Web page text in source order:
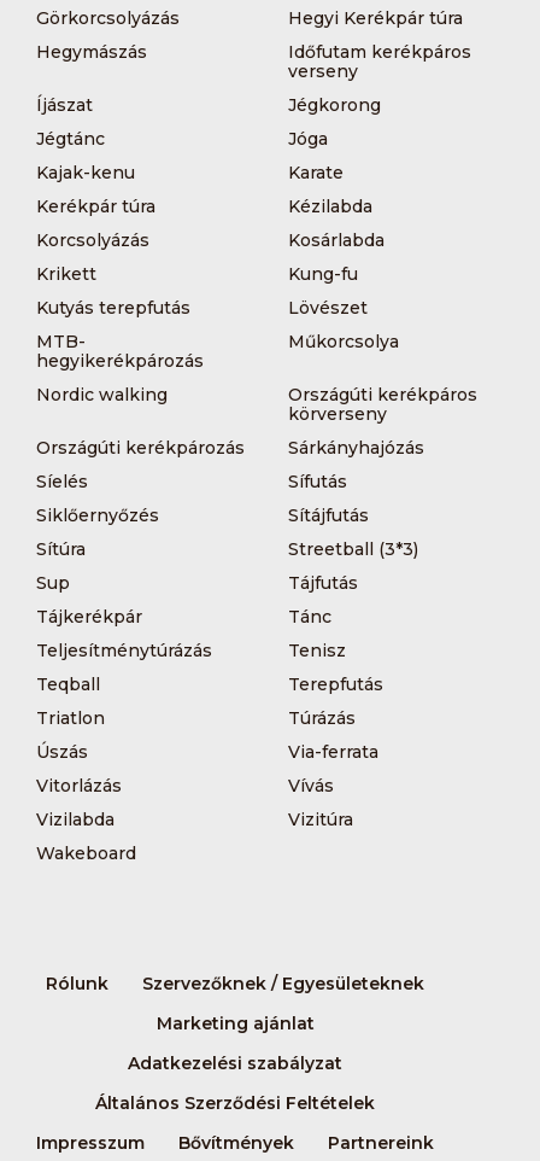
Görkorcsolyázás
Hegyi Kerékpár túra
Hegymászás
Időfutam kerékpáros
verseny
Íjászat
Jégkorong
Jégtánc
Jóga
Kajak-kenu
Karate
Kerékpár túra
Kézilabda
Korcsolyázás
Kosárlabda
Krikett
Kung-fu
Kutyás terepfutás
Lövészet
MTB-
hegyikerékpározás
Műkorcsolya
Nordic walking
Országúti kerékpáros
körverseny
Országúti kerékpározás
Sárkányhajózás
Síelés
Sífutás
Siklőernyőzés
Sítájfutás
Sítúra
Streetball (3*3)
Sup
Tájfutás
Tájkerékpár
Tánc
Teljesítménytúrázás
Tenisz
Teqball
Terepfutás
Triatlon
Túrázás
Úszás
Via-ferrata
Vitorlázás
Vívás
Vizilabda
Vizitúra
Wakeboard
Rólunk
Szervezőknek / Egyesületeknek
Marketing ajánlat
Adatkezelési szabályzat
Általános Szerződési Feltételek
Impresszum
Bővítmények Partnereink